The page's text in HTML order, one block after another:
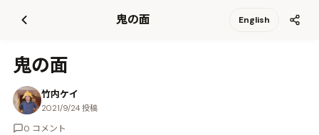
鬼の面 English
鬼の面
竹内ケイ
2021/9/24 投稿
0 コメント